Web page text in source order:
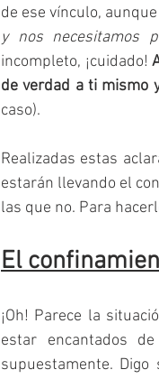
de ese vínculo,
y nos necesitamos
incompleto, ¡cuidado!
de verdad a ti mismo
caso).
Realizadas estas
estarán llevando el
las que no. Para
El
¡Oh! Parece la
estar encantados
supuestamente.